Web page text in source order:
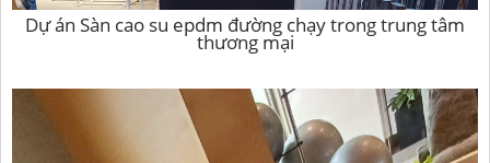
Dự án Sàn cao su epdm đường chạy trong trung tâm
thương mại